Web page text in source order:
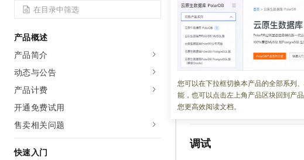
您可以在下拉框切换本产品的全部系列
能，也可以点击左上角产品区块回到产
您更高效阅读文档。
产品概述
产品简介
动态与公告
产品计费
开通免费试用
售卖相关问题
快速入门
未授权的数据库
更新时间：2026-06-08 10:10:25
查询用户组已授权和未授权的
调试
大模型
文本生成
Qwen3.8-Max HOT
智能体时代全能旗舰模型
精选产品
人工智能与机器学习
容器
存储
网络与CDN
大模型服务与应用平台
千问大模型
多元化、高性能、安全可靠的大模型服务
无影云电脑
随时随地安全接入的云上超级电脑
云解析DNS
云原生大数据计算服务 MaxCompute
面向分析的企业级SaaS模式云数据仓库
精选解决方案
AI
大数据
现代化应用
安全
上传文档即自动完成翻译和格式还原
GLM-5.2：长任务时代开源旗舰模型
真正可用的 1M 上下文,一
Hermes Agent，打造自进化智能体
自主进化，持久记忆，越用越聪明
快速拥有专属 OpenClaw
云服务器38元/年起，超值低价云产品抢
官方推荐返现计划
推荐新用户得奖励，单订单最高返9万
云工开物
高校专属算力普惠，学生认证享300元代
免费试用
解决方案免费试用 新老同享
最高领取价值200元试用点，立即开启云
云上成本管理
管理和优化成本
多端小程序
Salesforce 国际版订阅
友盟天域
观测云
Tuya 物联网平台阿里云版
电子合同
咨询伙伴
销售伙伴合作计划
Salesforce On Alibaba Cloud
Consulting Partner 合作计划
AI 大模型销售与服务生态合作计划
售后服务
自助服务
工单服务
短信专区
技术领先
稳定可靠
安全合规
分析师报告
研究报告与白皮书